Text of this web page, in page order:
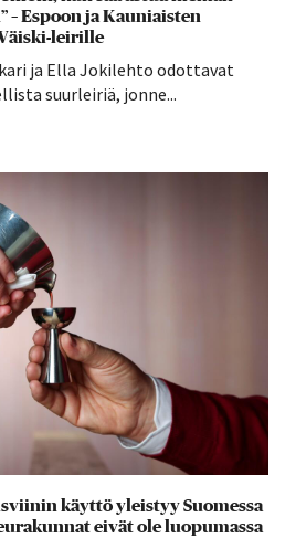
– Espoon ja Kauniaisten
leirille
ja Ella Jokilehto odottavat
suurleiriä, jonne...
käyttö yleistyy Suomessa
eivät ole luopumassa